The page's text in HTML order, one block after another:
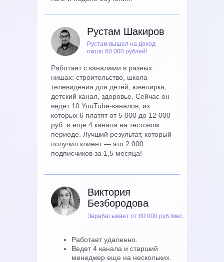
Рустам Шакиров
Рустам вышел на доход
около 60 000 рублей!
Работает с каналами в разных
нишах: строительство, школа
телевидения для детей, ювелирка,
детский канал, здоровье. Сейчас он
ведет 10 YouTube-каналов, из
которых 6 платят от 5 000 до 12 000
руб. и еще 4 канала на тестовом
периоде. Лучший результат, который
получил клиент — это 2 000
подписчиков за 1,5 месяца!
Виктория
Безбородова
Зарабатывает от 80 000 руб./мес.
Работает удаленно.
Ведет 4 канала и старший
менеджер еще на нескольких.